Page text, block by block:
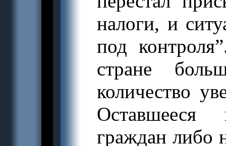
налоги, и
под
стране
количество
Оставшееся
граждан либо